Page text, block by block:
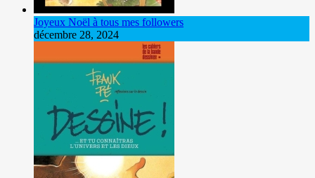
Joyeux Noël à tous mes followers
décembre 28, 2024